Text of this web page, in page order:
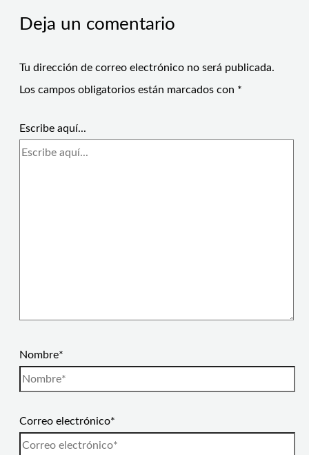
Deja un comentario
Tu dirección de correo electrónico no será publicada.
Los campos obligatorios están marcados con *
Escribe aquí...
Nombre*
Correo electrónico*